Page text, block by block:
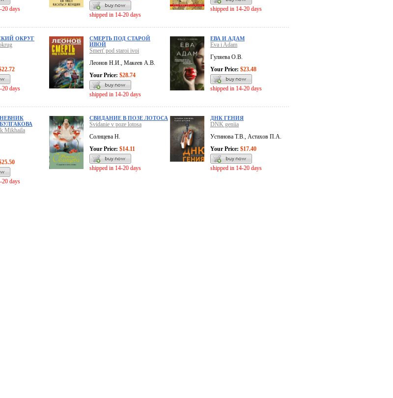
20 days
shipped in 14-20 days
shipped in 14-20 days
ОКРУГ
20 days
СМЕРТЬ ПОД СТАРОЙ
ИВОЙ
Smert' pod staroi ivoi
Леонов Н.И., Макеев А.В.
Your Price: $28.74
shipped in 14-20 days
ЕВА И АДАМ
Eva i Adam
Гуляева О.В.
Your Price: $23.48
shipped in 14-20 days
Mikhaila
20 days
СВИДАНИЕ В ПОЗЕ ЛОТОСА
Svidanie v poze lotosa
Солнцева Н.
Your Price: $14.11
shipped in 14-20 days
ДНК ГЕНИЯ
DNK geniia
Устинова Т.В., Астахов П.А.
Your Price: $17.40
shipped in 14-20 days